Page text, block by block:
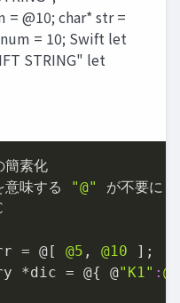
= @10; char* str =
= 10; Swift let
STRING" let
簡素化
意味する
"@"
が不要に
= @[ @5 , @10 ];
*dic = @{ @"K1" : @1